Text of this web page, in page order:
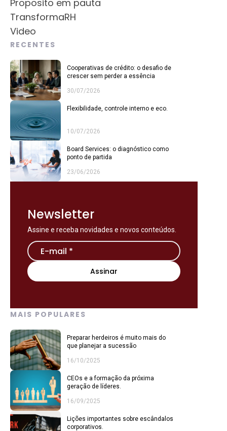
Proposito em pauta
TransformaRH
Video
RECENTES
Cooperativas de crédito: o desafio de
crescer sem perder a essência
30/07/2026
Flexibilidade, controle interno e eco.
10/07/2026
Board Services: o diagnóstico como
ponto de partida
23/06/2026
Newsletter
Assine e receba novidades e novos conteúdos.
MAIS POPULARES
Preparar herdeiros é muito mais do
que planejar a sucessão
16/10/2025
CEOs e a formação da próxima
geração de líderes.
16/09/2025
Lições importantes sobre escândalos
corporativos.